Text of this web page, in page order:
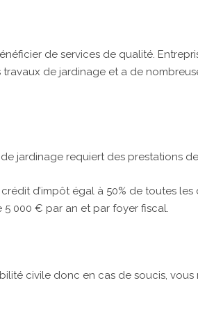
de services de qualité.
de jardinage et a de
jardinage requiert des prestations
d’impôt égal à 50% de toutes
000 € par an et par foyer fiscal.
civile donc en cas de soucis,